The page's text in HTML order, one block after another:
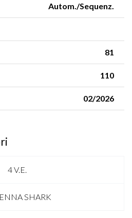
Autom./Sequenz.
81
110
02/2026
4 V.E.
SHARK